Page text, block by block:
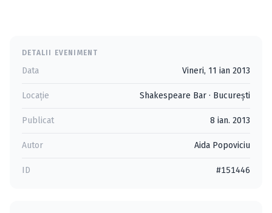
DETALII EVENIMENT
Data Vineri, 11 ian 2013
Locație Shakespeare Bar · Bucureşti
Publicat 8 ian. 2013
Autor Aida Popoviciu
ID #151446